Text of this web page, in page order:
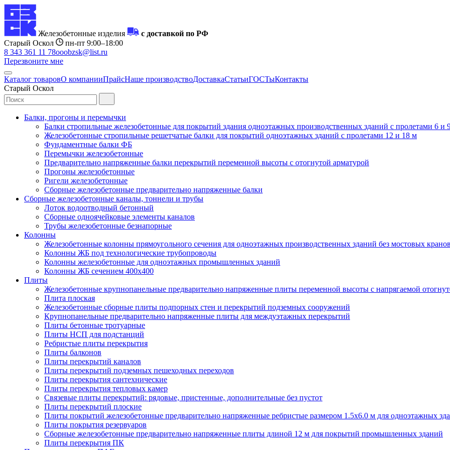
Железобетонные изделия
с доставкой по РФ
Старый Оскол
пн-пт 9:00–18:00
8 343 361 11 78ooobzsk@list.ru
Перезвоните мне
Каталог товаровО компанииПрайсНаше производствоДоставкаСтатьиГОСТыКонтакты
Старый Оскол
Балки, прогоны и перемычки
Балки стропильные железобетонные для покрытий здания одноэтажных производственных зданий с пролетами 6
Железобетонные стропильные решетчатые балки для покрытий одноэтажных зданий с пролетами 12 и 18 м
Фундаментные балки ФБ
Перемычки железобетонные
Предварительно напряженные балки перекрытий переменной высоты с отогнутой арматурой
Прогоны железобетонные
Ригели железобетонные
Сборные железобетонные предварительно напряженные балки
Сборные железобетонные каналы, тоннели и трубы
Лоток водоотводный бетонный
Сборные одноячейковые элементы каналов
Трубы железобетонные безнапорные
Колонны
Железобетонные колонны прямоугольного сечения для одноэтажных производственных зданий без мостовых кранов
Колонны ЖБ под технологические трубопроводы
Колонны железобетонные для одноэтажных промышленных зданий
Колонны ЖБ сечением 400х400
Плиты
Железобетонные крупнопанельные предварительно напряженные плиты переменной высоты с напрягаемой
Плита плоская
Железобетонные сборные плиты подпорных стен и перекрытий подземных сооружений
Крупнопанельные предварительно напряженные плиты для междуэтажных перекрытий
Плиты бетонные тротуарные
Плиты НСП для подстанций
Ребристые плиты перекрытия
Плиты балконов
Плиты перекрытий каналов
Плиты перекрытий подземных пешеходных переходов
Плиты перекрытия сантехнические
Плиты перекрытия тепловых камер
Связевые плиты перекрытий: рядовые, пристенные, дополнительные без пустот
Плиты перекрытий плоские
Плиты покрытий железобетонные предварительно напряженные ребристые размером 1.5х6.0 м для одноэтажных
Плиты покрытия резервуаров
Сборные железобетонные предварительно напряженные плиты длиной 12 м для покрытий промышленных зданий
Плиты перекрытия ПК